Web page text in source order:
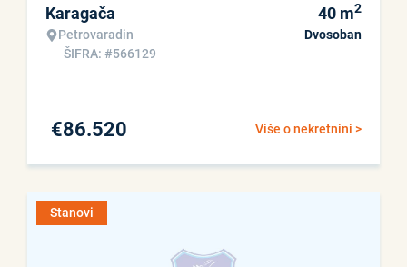
Karagača
Petrovaradin
ŠIFRA: #566129
40 m2
Dvosoban
Više o nekretnini >
€86.520
Stanovi